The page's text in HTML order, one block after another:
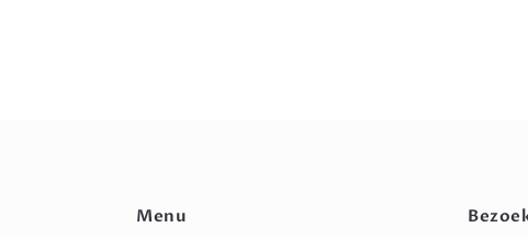
Menu